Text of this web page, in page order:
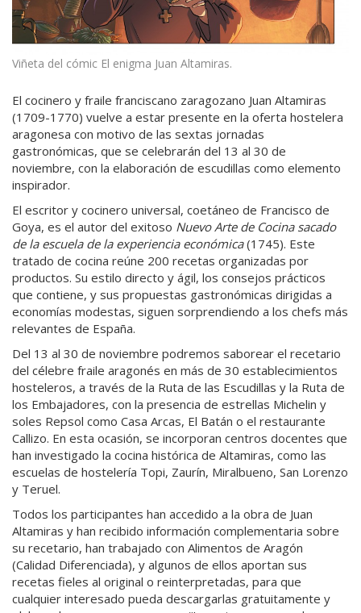
Viñeta del cómic El enigma Juan Altamiras.
El cocinero y fraile franciscano zaragozano Juan Altamiras
(1709-1770) vuelve a estar presente en la oferta hostelera
aragonesa con motivo de las sextas jornadas
gastronómicas, que se celebrarán del 13 al 30 de
noviembre, con la elaboración de escudillas como elemento
inspirador.
El escritor y cocinero universal, coetáneo de Francisco de
Goya, es el autor del exitoso Nuevo Arte de Cocina sacado
de la escuela de la experiencia económica(1745). Este
tratado de cocina reúne 200 recetas organizadas por
productos. Su estilo directo y ágil, los consejos prácticos
que contiene, y sus propuestas gastronómicas dirigidas a
economías modestas, siguen sorprendiendo a los chefs más
relevantes de España.
Del 13 al 30 de noviembre podremos saborear el recetario
del célebre fraile aragonés en más de 30 establecimientos
hosteleros, a través de la Ruta de las Escudillas y la Ruta de
los Embajadores, con la presencia de estrellas Michelin y
soles Repsol como Casa Arcas, El Batán o el restaurante
Callizo. En esta ocasión, se incorporan centros docentes que
han investigado la cocina histórica de Altamiras, como las
escuelas de hostelería Topi, Zaurín, Miralbueno, San Lorenzo
y Teruel.
Todos los participantes han accedido a la obra de Juan
Altamiras y han recibido información complementaria sobre
su recetario, han trabajado con Alimentos de Aragón
(Calidad Diferenciada), y algunos de ellos aportan sus
recetas fieles al original o reinterpretadas, para que
cualquier interesado pueda descargarlas gratuitamente y